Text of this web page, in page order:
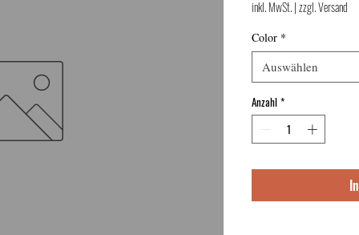
inkl. MwSt.|zzgl. Versand
Color *
Auswählen
Anzahl *